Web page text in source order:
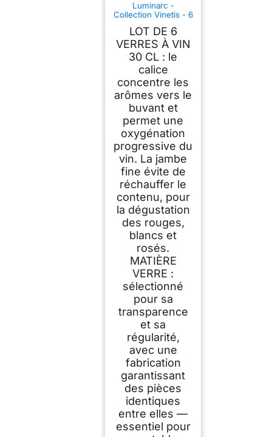
Luminarc -
Collection Vinetis - 6
verres à pied 30 cl -
Design moderne et
élégant - Fabriqués
en France -
Emballage renforcé
LOT DE 6
VERRES À VIN
30 CL : le
calice
concentre les
arômes vers le
buvant et
permet une
oxygénation
progressive du
vin. La jambe
fine évite de
réchauffer le
contenu, pour
la dégustation
des rouges,
blancs et
rosés.
MATIÈRE
VERRE :
sélectionné
pour sa
transparence
et sa
régularité,
avec une
fabrication
garantissant
des pièces
identiques
entre elles —
essentiel pour